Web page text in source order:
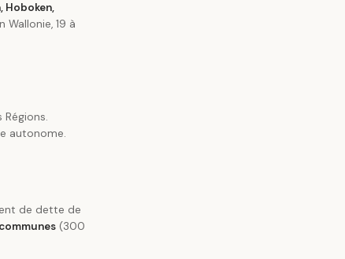
Hoboken,
Wallonie, 19 à
autonome.
de dette de
(300